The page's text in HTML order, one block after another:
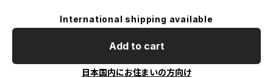
International shipping available
Add to cart
日本国内にお住まいの方向け